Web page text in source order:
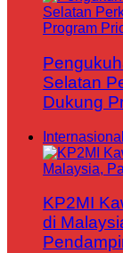
Selatan
Dukung
Internasional
KP2MI
di